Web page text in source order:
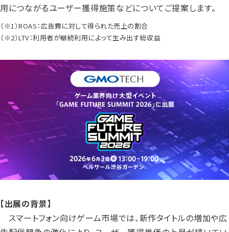
用につながるユーザー獲得施策などについてご提案します。
（※1）ROAS：広告費に対して得られた売上の割合
（※2）LTV：利用者が継続利用によって生み出す総収益
【出展の背景】
スマートフォン向けゲーム市場では、新作タイトルの増加や広